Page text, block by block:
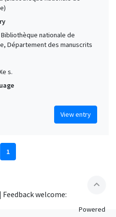
Bibliothèque nationale de
Département des manuscrits
s.
View entry
1
expand_less
| Feedback welcome:
Powered